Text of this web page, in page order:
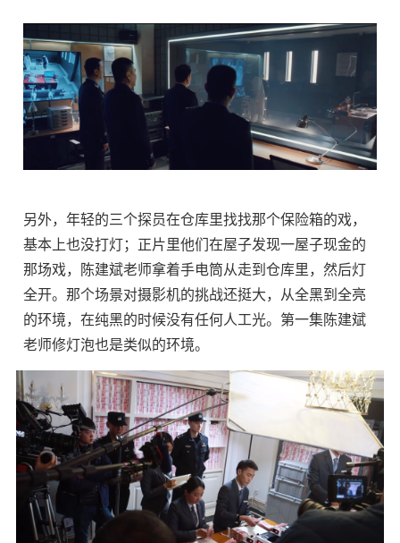
另外，年轻的三个探员在仓库里找找那个保险箱的戏，
基本上也没打灯；正片里他们在屋子发现一屋子现金的
那场戏，陈建斌老师拿着手电筒从走到仓库里，然后灯
全开。那个场景对摄影机的挑战还挺大，从全黑到全亮
的环境，在纯黑的时候没有任何人工光。第一集陈建斌
老师修灯泡也是类似的环境。